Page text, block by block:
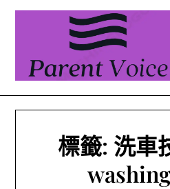
Skip
標籤: 洗車